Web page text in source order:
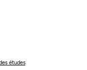
études